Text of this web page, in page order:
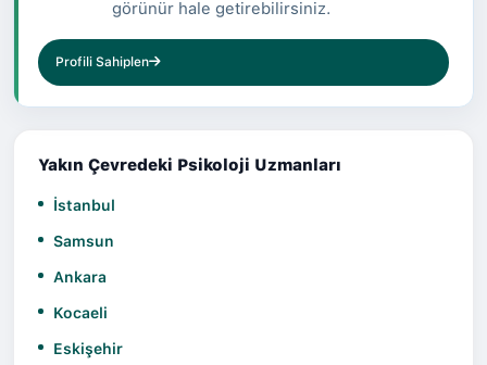
görünür hale getirebilirsiniz.
Profili Sahiplen
Yakın Çevredeki Psikoloji Uzmanları
İstanbul
Samsun
Ankara
Kocaeli
Eskişehir